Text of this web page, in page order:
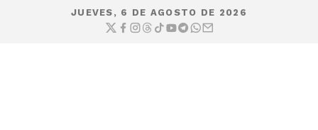
JUEVES, 6 DE AGOSTO DE 2026